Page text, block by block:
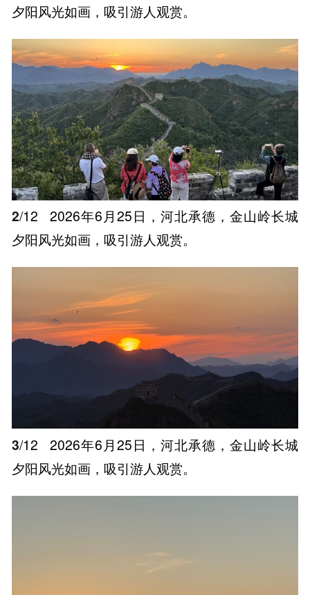
夕阳风光如画，吸引游人观赏。
2/12
2026年6月25日，河北承德，金山岭长城
夕阳风光如画，吸引游人观赏。
3/12
2026年6月25日，河北承德，金山岭长城
夕阳风光如画，吸引游人观赏。